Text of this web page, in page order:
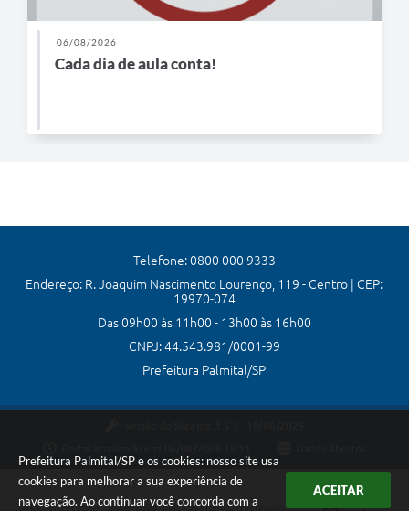
Prefeitura Palmital/SP e os cookies: nosso site usa
cookies para melhorar a sua experiência de
navegação. Ao continuar você concorda com a
ACEITAR
06/08/2026
Cada dia de aula conta!
Telefone: 0800 000 9333
Endereço: R. Joaquim Nascimento Lourenço, 119 - Centro | CEP:
19970-074
Das 09h00 às 11h00 - 13h00 às 16h00
CNPJ: 44.543.981/0001-99
Prefeitura Palmital/SP
Copyright Instar - 2006-2026. Todos os direitos reservados -